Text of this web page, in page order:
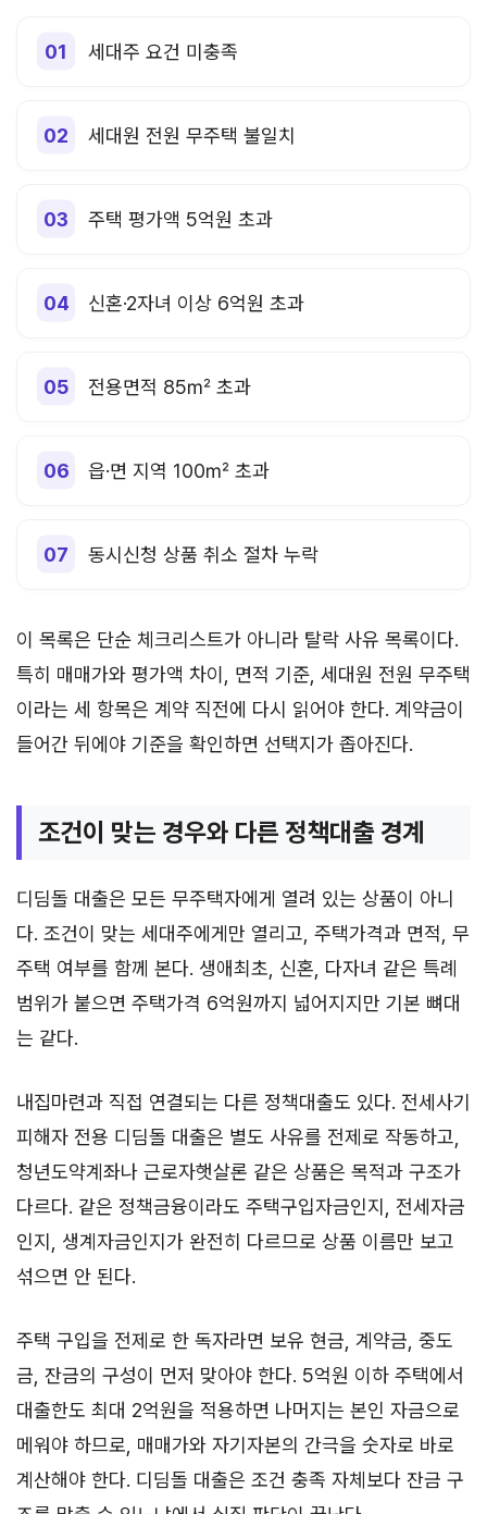
세대주 요건 미충족
세대원 전원 무주택 불일치
주택 평가액 5억원 초과
신혼·2자녀 이상 6억원 초과
전용면적 85㎡ 초과
읍·면 지역 100㎡ 초과
동시신청 상품 취소 절차 누락
이 목록은 단순 체크리스트가 아니라 탈락 사유 목록이다.
특히 매매가와 평가액 차이, 면적 기준, 세대원 전원 무주택
이라는 세 항목은 계약 직전에 다시 읽어야 한다. 계약금이
들어간 뒤에야 기준을 확인하면 선택지가 좁아진다.
조건이 맞는 경우와 다른 정책대출 경계
디딤돌 대출은 모든 무주택자에게 열려 있는 상품이 아니
다. 조건이 맞는 세대주에게만 열리고, 주택가격과 면적, 무
주택 여부를 함께 본다. 생애최초, 신혼, 다자녀 같은 특례
범위가 붙으면 주택가격 6억원까지 넓어지지만 기본 뼈대
는 같다.
내집마련과 직접 연결되는 다른 정책대출도 있다. 전세사기
피해자 전용 디딤돌 대출은 별도 사유를 전제로 작동하고,
청년도약계좌나 근로자햇살론 같은 상품은 목적과 구조가
다르다. 같은 정책금융이라도 주택구입자금인지, 전세자금
인지, 생계자금인지가 완전히 다르므로 상품 이름만 보고
섞으면 안 된다.
주택 구입을 전제로 한 독자라면 보유 현금, 계약금, 중도
금, 잔금의 구성이 먼저 맞아야 한다. 5억원 이하 주택에서
대출한도 최대 2억원을 적용하면 나머지는 본인 자금으로
메워야 하므로, 매매가와 자기자본의 간극을 숫자로 바로
계산해야 한다. 디딤돌 대출은 조건 충족 자체보다 잔금 구